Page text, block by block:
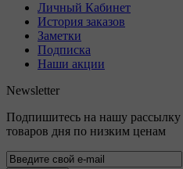
Личный Кабинет
История заказов
Заметки
Подписка
Наши акции
Newsletter
Подпишитесь на нашу
товаров дня по низким ценам